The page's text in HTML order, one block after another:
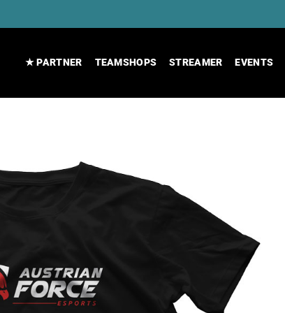
★ PARTNER TEAMSHOPS STREAMER EVENTS